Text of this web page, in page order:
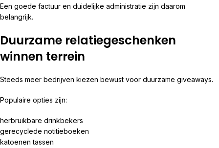
Een goede factuur en duidelijke administratie zijn daarom
belangrijk.
Duurzame relatiegeschenken
winnen terrein
Steeds meer bedrijven kiezen bewust voor duurzame giveaways.
Populaire opties zijn:
herbruikbare drinkbekers
gerecyclede notitieboeken
katoenen tassen